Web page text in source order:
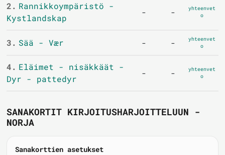
2. Rannikkoympäristö -
Kystlandskap
- -
yhteenvet
o
3. Sää - Vær - -
yhteenvet
o
4. Eläimet - nisäkkäät -
Dyr - pattedyr
- -
yhteenvet
o
SANAKORTIT KIRJOITUSHARJOITTELUUN -
NORJA
Sanakorttien asetukset